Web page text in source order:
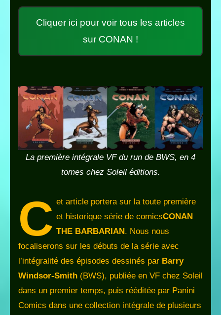
Cliquer ici pour voir tous les articles
sur CONAN !
La première intégrale VF du run de BWS, en 4
tomes chez Soleil éditions.
C et article portera sur la toute première
et historique série de comicsCONAN
THE BARBARIAN . Nous nous
focaliserons sur les débuts de la série avec
l’intégralité des épisodes dessinés par Barry
Windsor-Smith (BWS), publiée en VF chez Soleil
dans un premier temps, puis rééditée par Panini
Comics dans une collection intégrale de plusieurs